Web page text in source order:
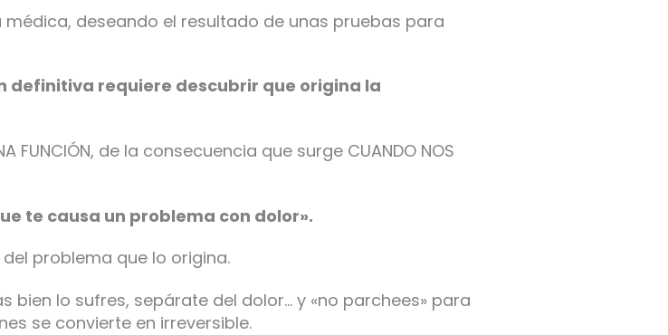
deseando el resultado de unas pruebas para
definitiva requiere descubrir que origina la
de la consecuencia que surge CUANDO NOS
te causa un problema con dolor».
del problema que lo origina.
bien lo sufres, sepárate del dolor… y «no parchees» para
se convierte en irreversible.